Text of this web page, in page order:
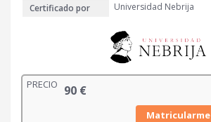
Certificado por
Universidad Nebrija
PRECIO 90 €
Matricularme